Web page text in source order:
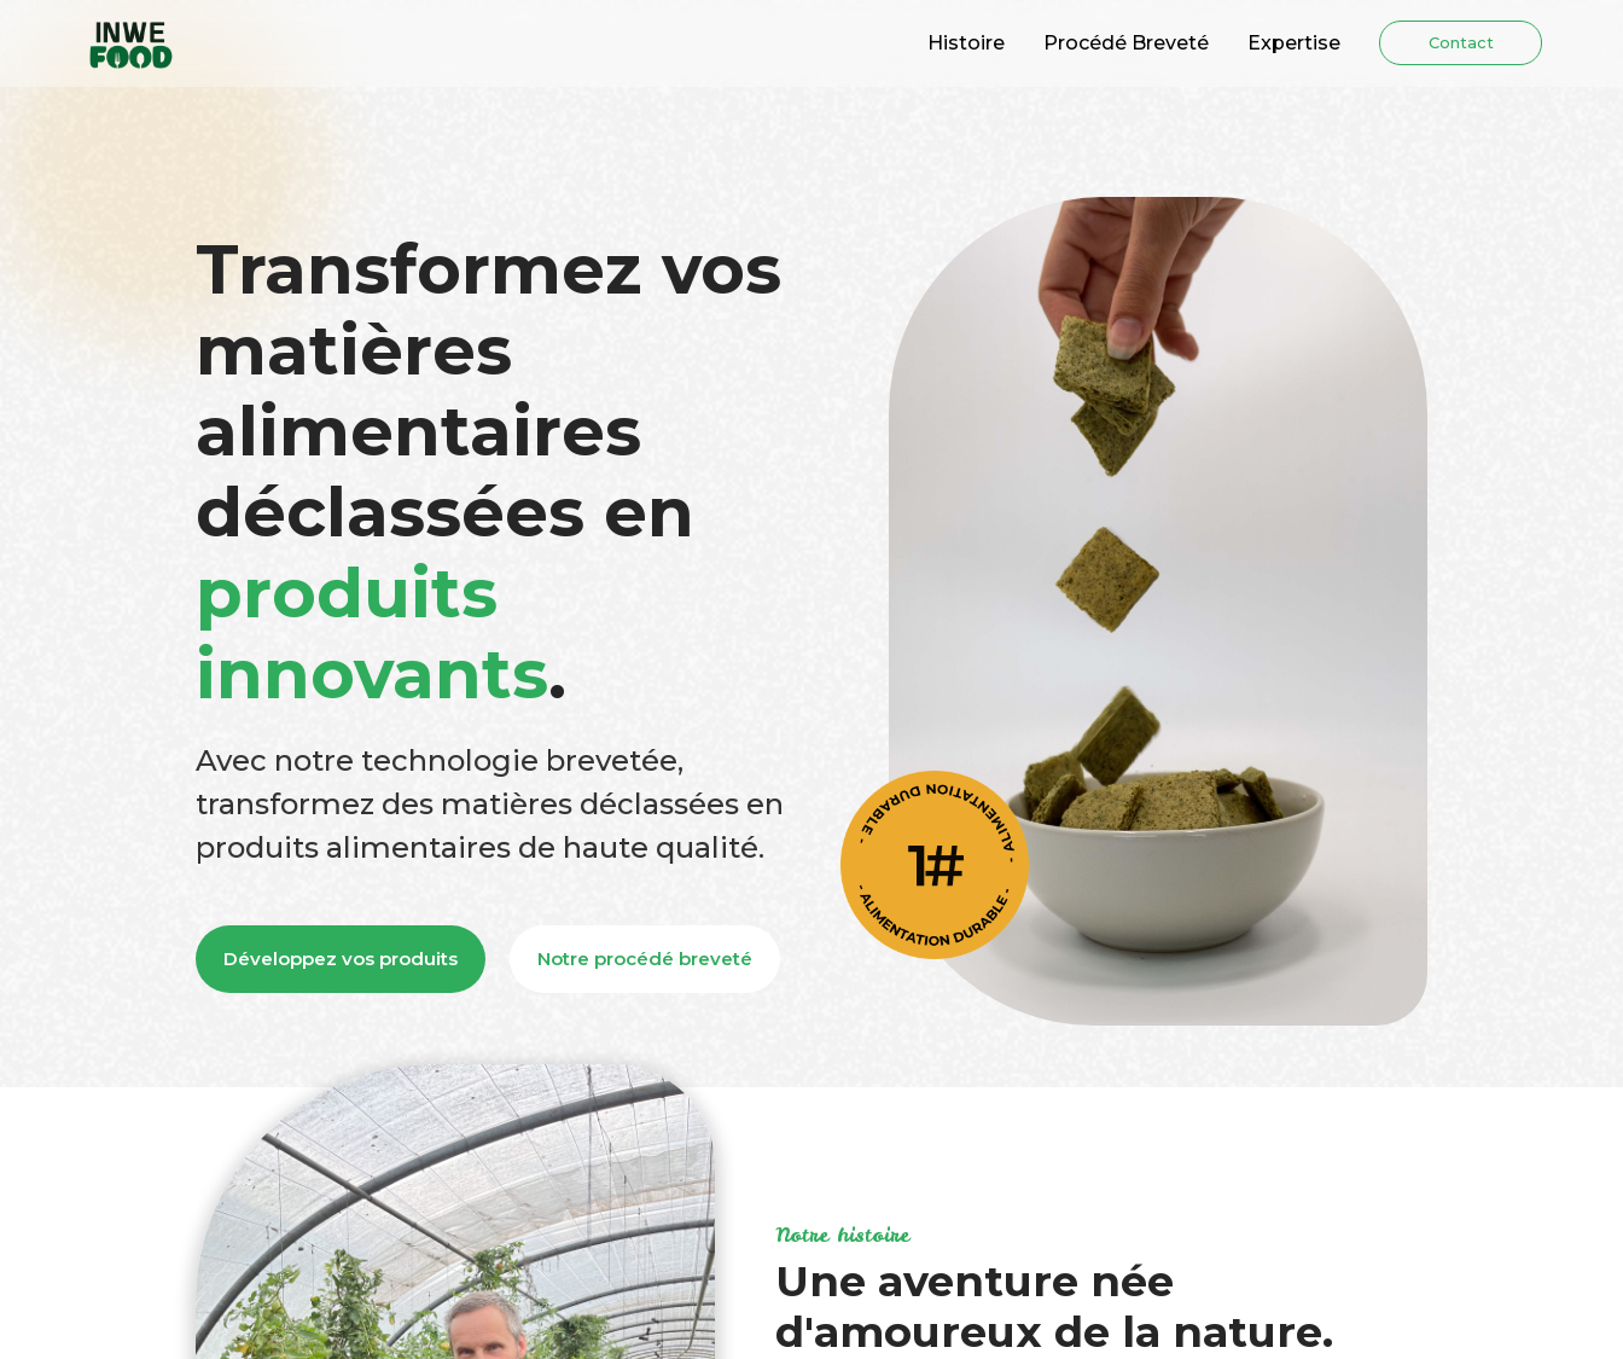
Histoire Procédé Breveté Expertise Contact
Transformez vos
matières
alimentaires
déclassées en
produits
innovants.
Avec notre technologie brevetée,
transformez des matières déclassées en
produits alimentaires de haute qualité.
Développez vos produits Notre procédé breveté
Notre histoire
Une aventure née
d'amoureux de la nature.